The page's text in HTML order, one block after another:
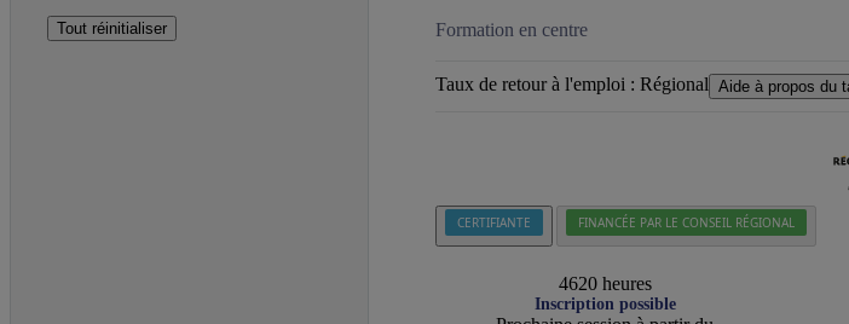
Tout réinitialiser Formation en centre
Taux de retour à l'emploi : Régional Aide à propos du
CERTIFIANTE FINANCÉE PAR LE CONSEIL RÉGIONAL
4620 heures
Inscription possible